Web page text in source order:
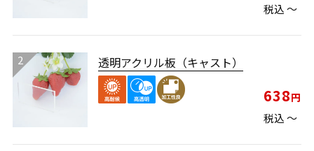
税込〜
透明アクリル板（キャスト）
638
税込〜